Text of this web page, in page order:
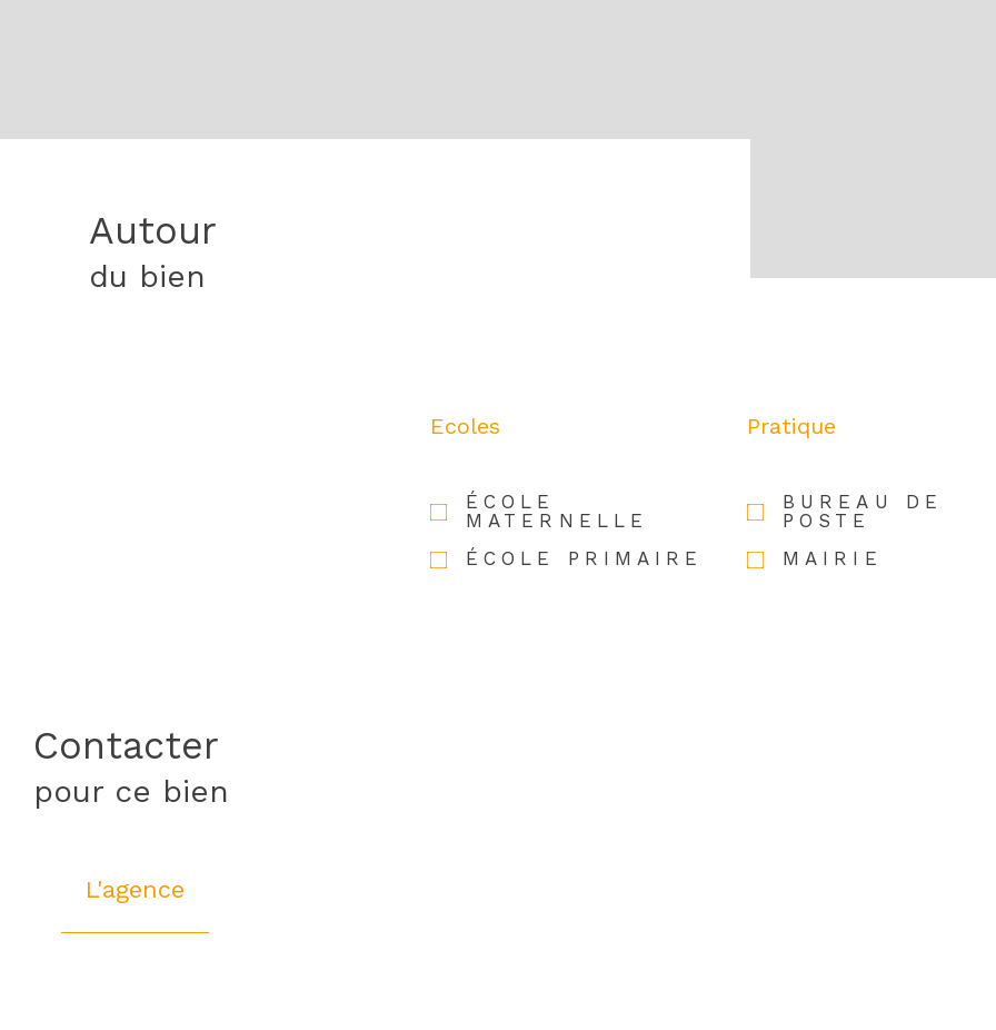
Autour
du bien
Ecoles
ÉCOLE
MATERNELLE
ÉCOLE PRIMAIRE
Pratique
BUREAU DE
POSTE
MAIRIE
Contacter
pour ce bien
L'agence